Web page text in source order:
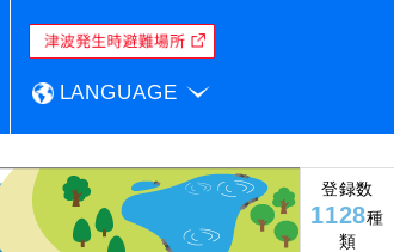
LANGUAGE
登録数
1128種
類